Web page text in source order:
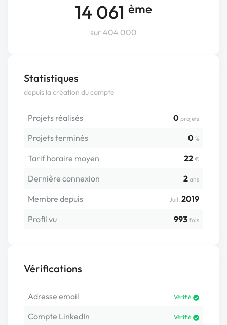
14 061 ème
sur 404 000
Statistiques
depuis la création du compte
Projets réalisés 0 projets
Projets terminés 0 %
Tarif horaire moyen 22 €
Dernière connexion 2 ans
Membre depuis Juil. 2019
Profil vu
993 fois
Vérifications
Adresse email Vérifié
Compte LinkedIn Vérifié